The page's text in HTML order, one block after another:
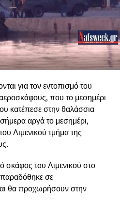
για τον εντοπισμό του
που το μεσημέρι
κατέπεσε στην θαλάσσια
αργά το μεσημέρι,
Λιμενικού τμήμα της
σκάφος του Λιμενικού στο
παραδόθηκε σε
θα προχωρήσουν στην